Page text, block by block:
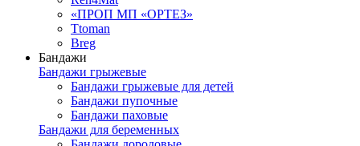
«ПРОП МП «ОРТЕЗ»
Ttoman
Breg
Бандажи
Бандажи грыжевые
Бандажи грыжевые для детей
Бандажи пупочные
Бандажи паховые
Бандажи для беременных